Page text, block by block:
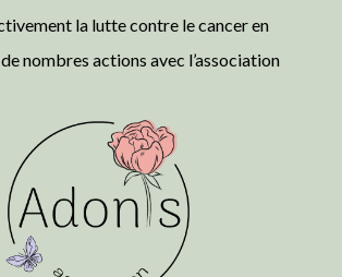
la lutte contre le cancer en
nombres actions avec l’association